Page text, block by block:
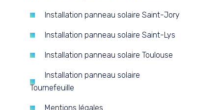
Installation panneau solaire Saint-Jory
Installation panneau solaire Saint-Lys
Installation panneau solaire Toulouse
Installation panneau solaire
Tournefeuille
Mentions légales